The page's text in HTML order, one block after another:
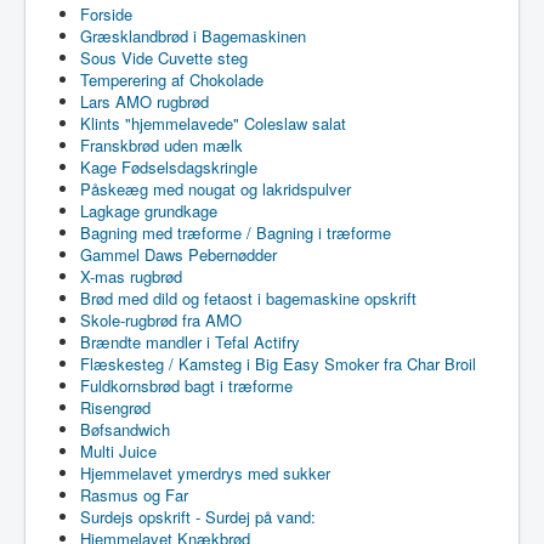
Forside
Græsklandbrød i Bagemaskinen
Sous Vide Cuvette steg
Temperering af Chokolade
Lars AMO rugbrød
Klints "hjemmelavede" Coleslaw salat
Franskbrød uden mælk
Kage Fødselsdagskringle
Påskeæg med nougat og lakridspulver
Lagkage grundkage
Bagning med træforme / Bagning i træforme
Gammel Daws Pebernødder
X-mas rugbrød
Brød med dild og fetaost i bagemaskine opskrift
Skole-rugbrød fra AMO
Brændte mandler i Tefal Actifry
Flæskesteg / Kamsteg i Big Easy Smoker fra Char Broil
Fuldkornsbrød bagt i træforme
Risengrød
Bøfsandwich
Multi Juice
Hjemmelavet ymerdrys med sukker
Rasmus og Far
Surdejs opskrift - Surdej på vand:
Hjemmelavet Knækbrød